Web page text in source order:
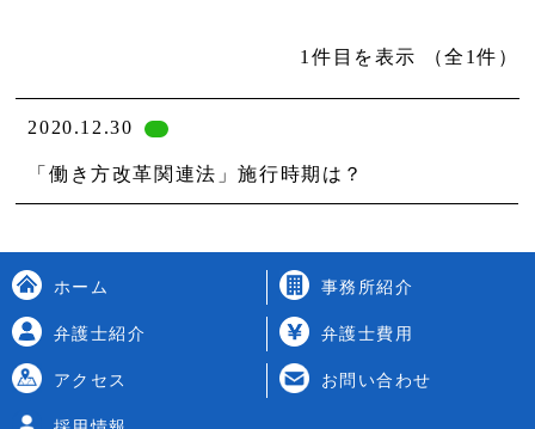
1件目を表示 （全1件）
2020.12.30
「働き方改革関連法」施行時期は？
ホーム 事務所紹介
弁護士紹介 弁護士費用
アクセス お問い合わせ